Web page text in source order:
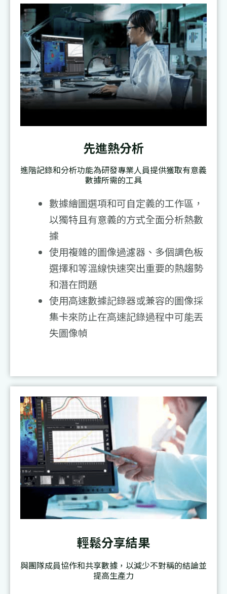
先進熱分析
進階記錄和分析功能為研發專業人員提供獲取有意義
數據所需的工具
數據繪圖選項和可自定義的工作區，
以獨特且有意義的方式全面分析熱數
據
使用複雜的圖像過濾器、多個調色板
選擇和等溫線快速突出重要的熱趨勢
和潛在問題
使用高速數據記錄器或兼容的圖像採
集卡來防止在高速記錄過程中可能丟
失圖像幀
輕鬆分享結果
與團隊成員協作和共享數據，以減少不對稱的結論並
提高生產力